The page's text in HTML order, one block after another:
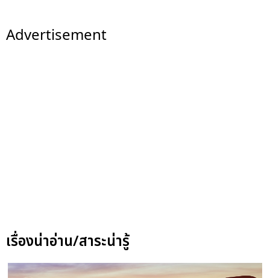
Advertisement
เรื่องน่าอ่าน/สาระน่ารู้